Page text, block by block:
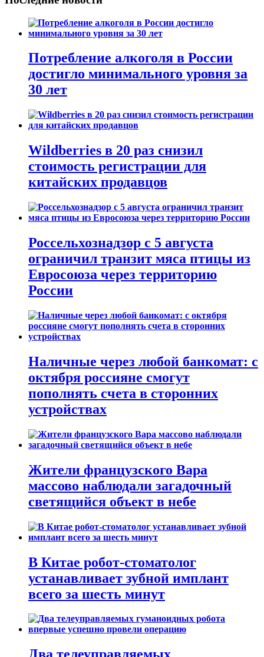
Потребление алкоголя в России
достигло минимального уровня за
30 лет
Wildberries в 20 раз снизил
стоимость регистрации для
китайских продавцов
Россельхознадзор с 5 августа
ограничил транзит мяса птицы из
Евросоюза через территорию
России
Наличные через любой банкомат: с
октября россияне смогут
пополнять счета в сторонних
устройствах
Жители французского Вара
массово наблюдали загадочный
светящийся объект в небе
В Китае робот-стоматолог
устанавливает зубной имплант
всего за шесть минут